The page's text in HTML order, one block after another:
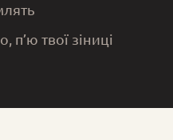
п’ю твої зіниці